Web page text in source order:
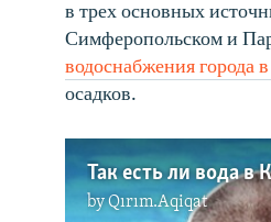
в трех основных
Симферопольском и
водоснабжения города
осадков.
byQırım.Aqiqat